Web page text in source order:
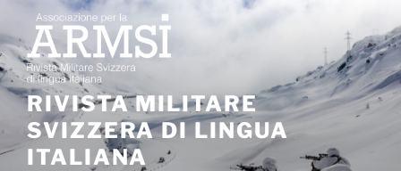
al
contenuto
RIVISTA MILITARE
SVIZZERA DI LINGUA
ITALIANA